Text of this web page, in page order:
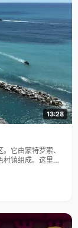
13:28
它由蒙特罗索、
镇组成。这里依